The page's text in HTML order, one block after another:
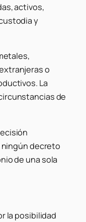
activos,
y
o
La
de
decreto
de una sola
la posibilidad